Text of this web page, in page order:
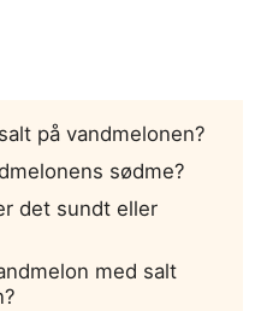
på vandmelonen?
sødme?
det sundt eller
med salt